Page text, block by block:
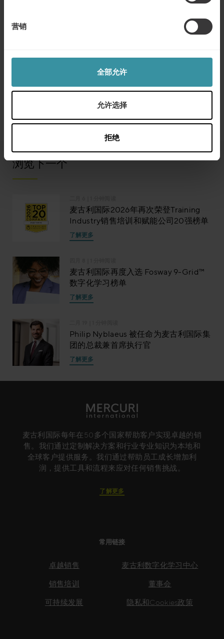
营销
全部允许
允许选择
拒绝
电话：+1 919 653 4986
浏览下一个
麦古利国际2026年再次荣登Training
Industry销售培训和赋能公司20强榜单
了解更多
麦古利国际再度入选 Fosway 9-Grid™
数字化学习榜单
了解更多
Philip Nyblaeus 被任命为麦古利国际集
团的总裁兼首席执行官
了解更多
麦古利国际每年在50多个国家帮助客户实现卓越的销
售。我们通过定制解决方案和行业专业知识为本地和
全球客户提供服务。我们通过帮助员工成长增加利
润，提供工具和流程来应对任何销售挑战。
了解更多
常用链接
卓越销售
销售培训
可持续发展
麦古利数字化学习中心
董事会
隐私和Cookies政策